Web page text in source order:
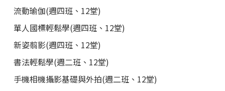
流動瑜伽(週四班、12堂)
單人國標輕鬆學(週四班、12堂)
新姿翦影(週四班、12堂)
書法輕鬆學(週二班、12堂)
手機相機攝影基礎與外拍(週二班、12堂)